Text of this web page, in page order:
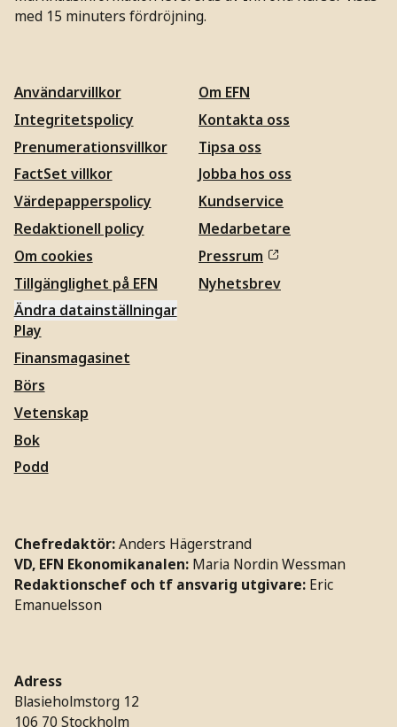
med 15 minuters fördröjning.
Användarvillkor
Integritetspolicy
Prenumerationsvillkor
FactSet villkor
Värdepapperspolicy
Redaktionell policy
Om cookies
Tillgänglighet på EFN
Ändra datainställningar
Om EFN
Kontakta oss
Tipsa oss
Jobba hos oss
Kundservice
Medarbetare
Pressrum
Nyhetsbrev
Play
Finansmagasinet
Börs
Vetenskap
Bok
Podd
Chefredaktör:Anders Hägerstrand
VD, EFN Ekonomikanalen: Maria Nordin Wessman
Redaktionschef och tf ansvarig utgivare: Eric
Emanuelsson
Adress
Blasieholmstorg 12
106 70 Stockholm